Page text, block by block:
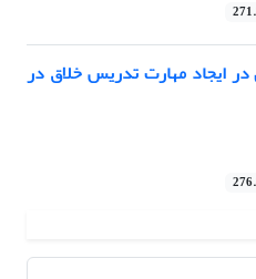
ایجاد مهارت تدریس خلاق در